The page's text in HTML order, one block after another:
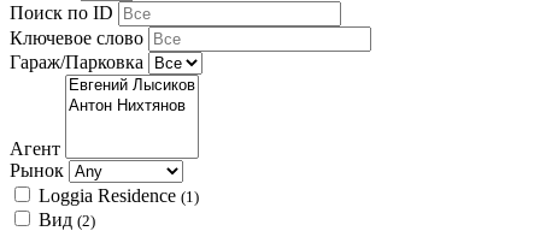
Поиск по ID
Ключевое слово
Гараж/Парковка
Агент
Рынок
Loggia Residence (1)
Вид (2)